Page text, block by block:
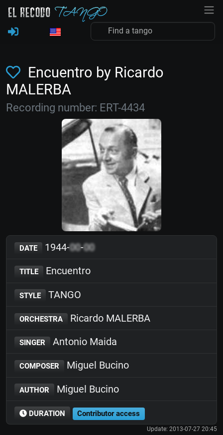
Encuentro by Ricardo
MALERBA
Recording number: ERT-4434
DATE 1944-00-00
TITLE Encuentro
STYLE TANGO
ORCHESTRA Ricardo MALERBA
SINGER Antonio Maida
COMPOSER Miguel Bucino
AUTHOR Miguel Bucino
DURATION Contributor access
Update: 2013-07-27 20:45